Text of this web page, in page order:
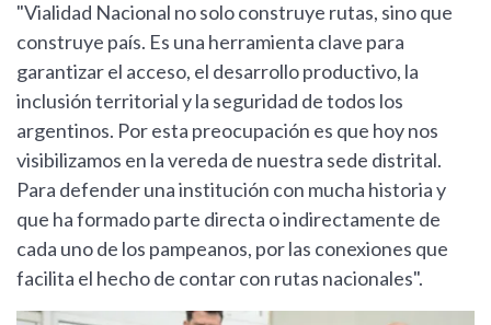
"Vialidad Nacional no solo construye rutas, sino que
construye país. Es una herramienta clave para
garantizar el acceso, el desarrollo productivo, la
inclusión territorial y la seguridad de todos los
argentinos. Por esta preocupación es que hoy nos
visibilizamos en la vereda de nuestra sede distrital.
Para defender una institución con mucha historia y
que ha formado parte directa o indirectamente de
cada uno de los pampeanos, por las conexiones que
facilita el hecho de contar con rutas nacionales".